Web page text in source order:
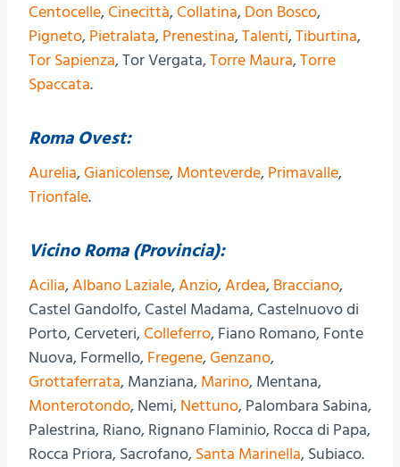
Centocelle,Cinecittà,Collatina, Don Bosco,
Pigneto, Pietralata, Prenestina,Talenti,Tiburtina,
Tor Sapienza, Tor Vergata,Torre Maura,Torre
Spaccata.
Roma Ovest:
Aurelia,Gianicolense, Monteverde, Primavalle,
Trionfale.
Vicino Roma (Provincia):
Acilia,Albano Laziale,Anzio,Ardea, Bracciano,
Castel Gandolfo, Castel Madama, Castelnuovo di
Porto, Cerveteri,Colleferro, Fiano Romano, Fonte
Nuova, Formello, Fregene,Genzano,
Grottaferrata, Manziana, Marino, Mentana,
Monterotondo, Nemi, Nettuno, Palombara Sabina,
Palestrina, Riano, Rignano Flaminio, Rocca di Papa,
Rocca Priora, Sacrofano, Santa Marinella, Subiaco.